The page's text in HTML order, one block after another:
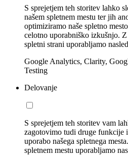
S sprejetjem teh storitev lahko
našem spletnem mestu ter jih
optimiziramo naše spletno
celotno uporabniško izkušnjo.
spletni strani uporabljamo
Google Analytics, Clarity,
Testing
Delovanje
S sprejetjem teh storitev vam
zagotovimo tudi druge funkcije
uporabo našega spletnega
spletnem mestu uporabljamo